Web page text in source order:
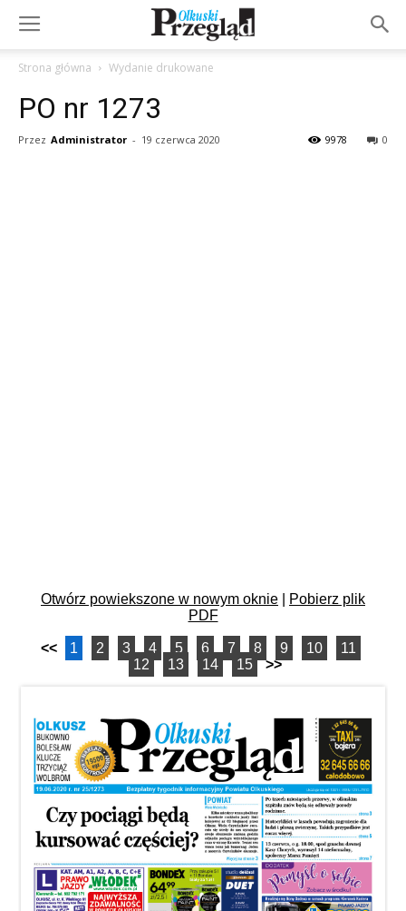
Strona główna Wydanie drukowane
PO nr 1273
Przez Administrator - 19 czerwca 2020 0
9978